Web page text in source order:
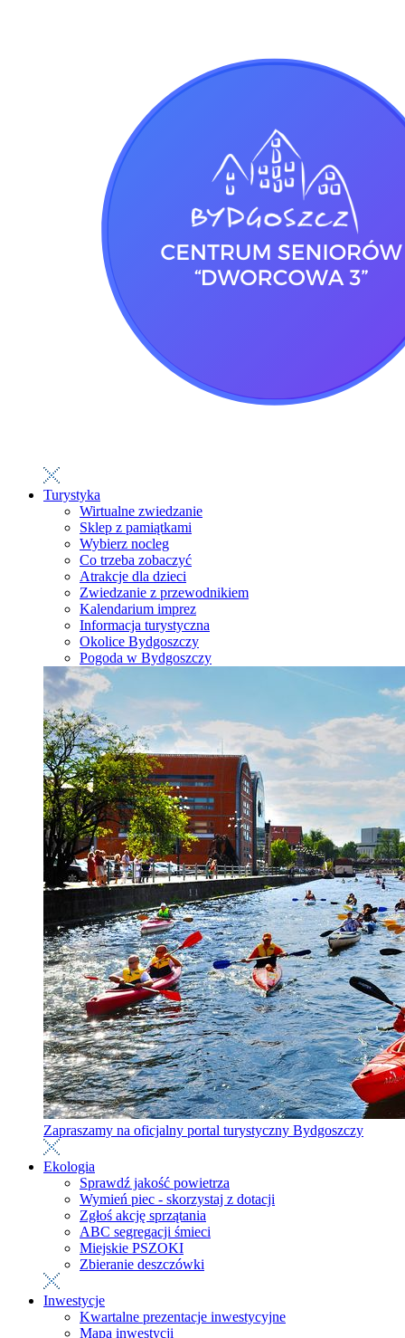
Turystyka
Wirtualne zwiedzanie
Sklep z pamiątkami
Wybierz nocleg
Co trzeba zobaczyć
Atrakcje dla dzieci
Zwiedzanie z przewodnikiem
Kalendarium imprez
Informacja turystyczna
Okolice Bydgoszczy
Pogoda w Bydgoszczy
Zapraszamy na oficjalny portal turystyczny Bydgoszczy
Ekologia
Sprawdź jakość powietrza
Wymień piec - skorzystaj z dotacji
Zgłoś akcję sprzątania
ABC segregacji śmieci
Miejskie PSZOKI
Zbieranie deszczówki
Inwestycje
Kwartalne prezentacje inwestycyjne
Mapa inwestycji